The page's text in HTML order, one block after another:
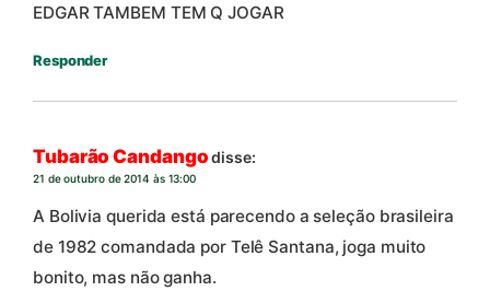
EDGAR TAMBEM TEM Q JOGAR
Responder
Tubarão Candangodisse:
21 de outubro de 2014 às 13:00
A Bolivia querida está parecendo a seleção brasileira
de 1982 comandada por Telê Santana, joga muito
bonito, mas não ganha.